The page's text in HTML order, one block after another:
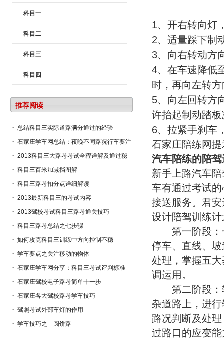
科目一
科目二
科目三
科目四
推荐阅读
总结科目三实际道路满分通过的经验
石家庄学车网总结：夜晚不同路况行车要注
2013科目三大路考考试全程详解及通过秘
科目三百米加减挡图解
科目三路考扣分点详细解读
2013最新科目三的考试内容
2013驾校考试科目三路考通关技巧
科目三路考总结之七步骤
如何攻克科目三训练中方向控制不稳
学车要点之关注移动的物体
石家庄学车网分享：科目三考试评判标准
石家庄驾校电子路考简单十一步
石家庄各大驾校路考学车技巧
驾照考试外部车灯的作用
学车技巧之—圆饼路
1、开右转向灯
2、适量踩下制
3、向右转动方
4、在车速降低
时，再向左转
5、向左回转方
许抬起制动踏
6、拉紧手刹车
石家庄陪练网
汽车陪练的陪
新手上路汽车
车有通过考试
接送服务。君
设计陪驾训练
第一阶段：一
停车、直线、
处理，掌握五
调运用。
第二阶段：较
杂道路上，进
路况判断及处
过路口的应变